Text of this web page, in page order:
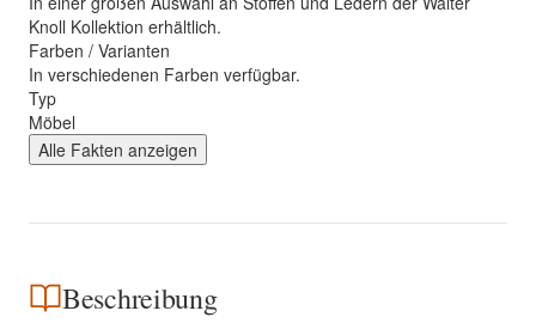
Knoll Kollektion erhältlich.
Farben / Varianten
In verschiedenen Farben verfügbar.
Typ
Möbel
Alle Fakten anzeigen
Beschreibung